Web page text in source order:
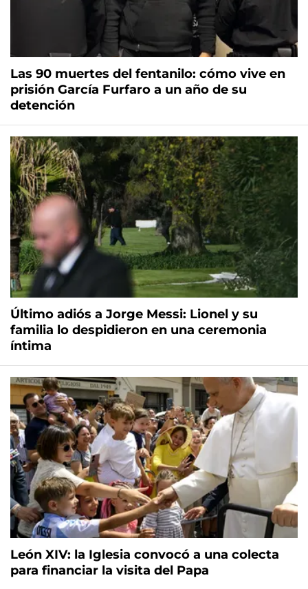
Las 90 muertes del fentanilo: cómo vive en
prisión García Furfaro a un año de su
detención
Último adiós a Jorge Messi: Lionel y su
familia lo despidieron en una ceremonia
íntima
León XIV: la Iglesia convocó a una colecta
para financiar la visita del Papa